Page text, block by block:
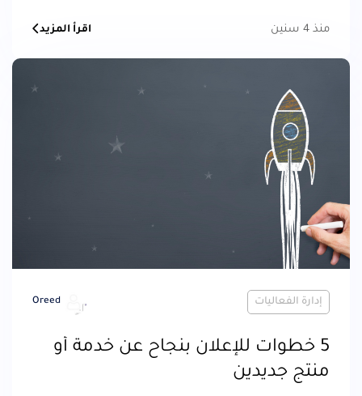
منذ 4 سنين
اقرأ المزيد
إدارة الفعاليات Oreed
5 خطوات للإعلان بنجاح عن خدمة أو
منتج جديدين